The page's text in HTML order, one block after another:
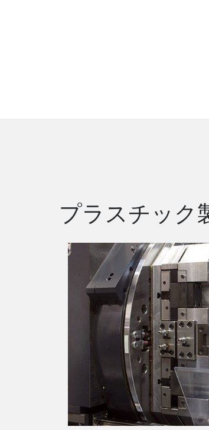
プラスチック